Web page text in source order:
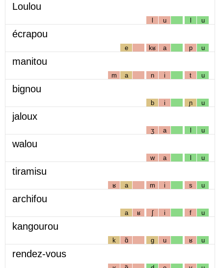
Loulou
l u l u
écrapou
e kʁ a p u
manitou
m a n i t u
bignou
b i ɲ u
jaloux
ʒ a l u
walou
w a l u
tiramisu
ʁ a m i s u
archifou
a ʁ ʃ i f u
kangourou
k ɑ̃ g u ʁ u
rendez-vous